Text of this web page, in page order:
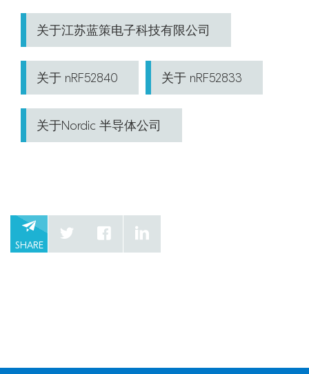
关于江苏蓝策电子科技有限公司
关于 nRF52840 关于 nRF52833
关于Nordic 半导体公司
SHARE